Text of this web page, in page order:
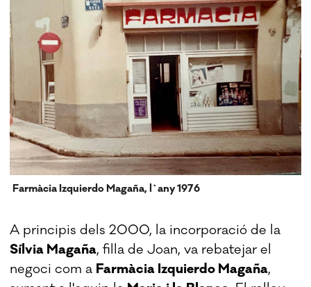
Farmàcia Izquierdo Magaña, l`any 1976
A principis dels 2000, la incorporació de la
Sílvia Magaña, filla de Joan, va rebatejar el
negoci com a Farmàcia Izquierdo Magaña,